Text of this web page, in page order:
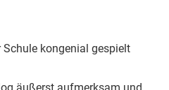
Schule kongenial gespielt
äußerst aufmerksam und